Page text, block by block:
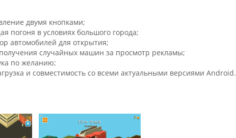
двумя кнопками;
погоня в условиях большого города;
автомобилей для открытия;
случайных машин за просмотр рекламы;
по желанию;
и совместимость со всеми актуальными версиями Android.